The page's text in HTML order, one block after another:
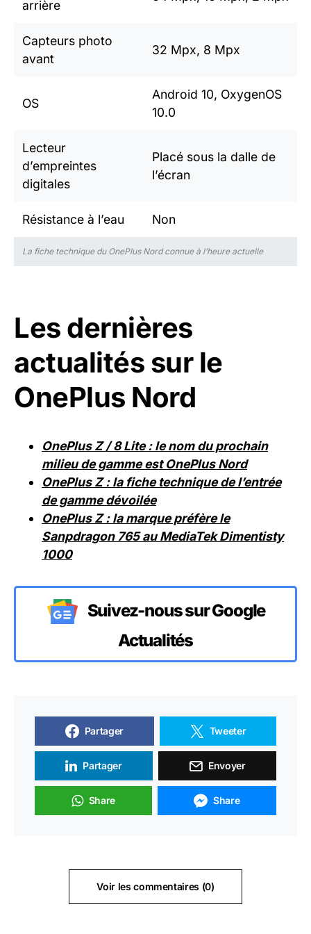
arrière
Capteurs photo
avant
32 Mpx, 8 Mpx
OS
Android 10, OxygenOS
10.0
Lecteur
d’empreintes
digitales
Placé sous la dalle de
l’écran
Résistance à l’eau Non
La fiche technique du OnePlus Nord connue à l’heure actuelle
Les dernières
actualités sur le
OnePlus Nord
OnePlus Z / 8 Lite : le nom du prochain
milieu de gamme est OnePlus Nord
OnePlus Z : la fiche technique de l’entrée
de gamme dévoilée
OnePlus Z : la marque préfère le
Sanpdragon 765 au MediaTek Dimentisty
1000
Suivez-nous sur Google
Actualités
Partager Tweeter
Partager Envoyer
Share Share
Voir les commentaires (0)